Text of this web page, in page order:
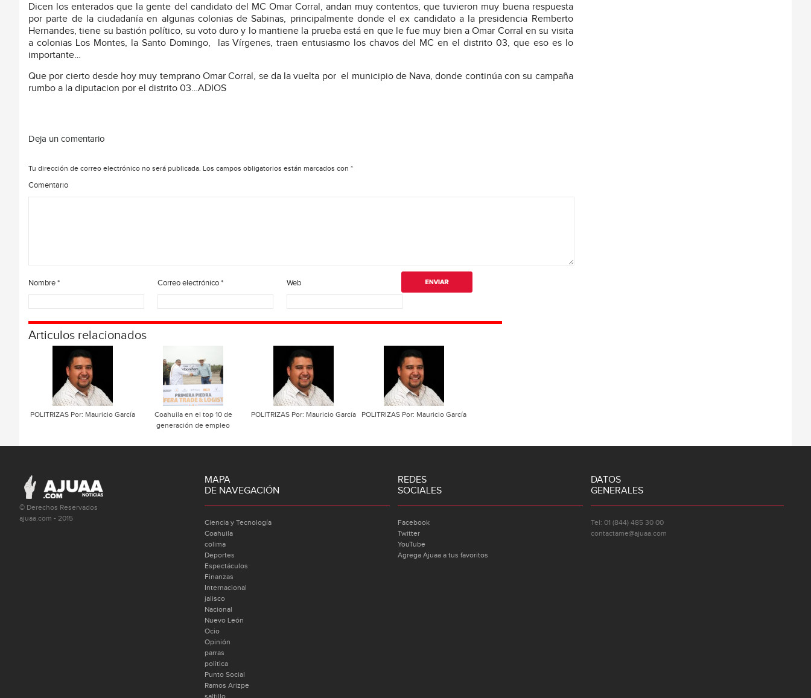
Dicen los enterados que la gente del candidato del MC Omar Corral, andan muy contentos, que tuvieron muy buena respuesta
por parte de la ciudadanía en algunas colonias de Sabinas, principalmente donde el ex candidato a la presidencia Remberto
Hernandes, tiene su bastión político, su voto duro y lo mantiene la prueba está en que le fue muy bien a Omar Corral en su visita
a colonias Los Montes, la Santo Domingo,
las Vírgenes, traen entusiasmo los chavos del MC en el distrito 03, que eso es lo
importante…
Que por cierto desde hoy muy temprano Omar Corral, se da la vuelta por el municipio de Nava, donde continúa con su campaña
rumbo a la diputacion por el distrito 03…ADIOS
Deja un comentario
Tu dirección de correo electrónico no será publicada. Los campos obligatorios están marcados con *
Comentario
Nombre* Correo electrónico* Web
Articulos relacionados
POLITRIZAS Por: Mauricio García
Coahuila en el top 10 de
generación de empleo
POLITRIZAS Por: Mauricio García POLITRIZAS Por: Mauricio García
© Derechos Reservados
ajuaa.com - 2015
MAPA
DE NAVEGACIÓN
Ciencia y Tecnología
Coahuila
colima
Deportes
Espectáculos
Finanzas
Internacional
jalisco
Nacional
Nuevo León
Ocio
Opinión
parras
politica
Punto Social
Ramos Arizpe
saltillo
REDES
SOCIALES
Facebook
Twitter
YouTube
Agrega Ajuaa a tus favoritos
DATOS
GENERALES
Tel: 01 (844) 485 30 00
contactame@ajuaa.com